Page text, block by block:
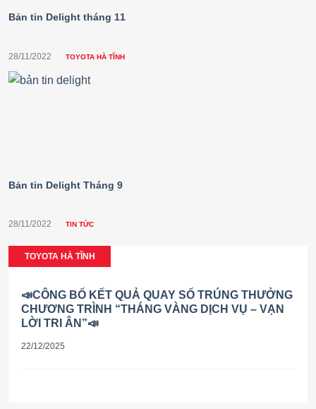
Bản tin Delight tháng 11
28/11/2022 TOYOTA HÀ TĨNH
Bản tin Delight Tháng 9
28/11/2022 TIN TỨC
TOYOTA HÀ TĨNH
📣CÔNG BỐ KẾT QUẢ QUAY SỐ TRÚNG THƯỞNG
CHƯƠNG TRÌNH “THÁNG VÀNG DỊCH VỤ – VẠN
LỜI TRI ÂN”📣
22/12/2025